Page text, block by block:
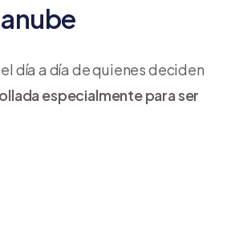
día a día de quienes deciden
especialmente para ser